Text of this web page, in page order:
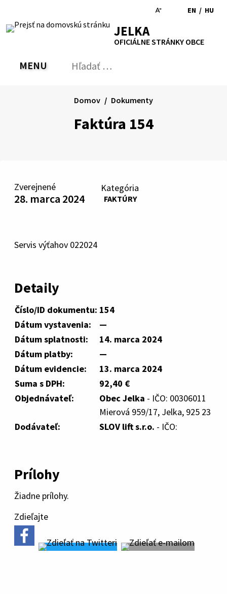
obsah
RSS MapaTlačiť
Zvýšiť
kontrast
písmapísma
EN
to
/ HU
JELKA
OFICIÁLNE STRÁNKY OBCE
PREPNÚŤ
MENU Hľadať:
Faktúra 154
Domov Dokumenty
Zverejnené
28. marca 2024
Kategória
FAKTÚRY
Servis výťahov 022024
Detaily
Číslo/ID dokumentu: 154
Dátum vystavenia:
—
Dátum splatnosti:
14. marca 2024
Dátum platby:
—
Dátum evidencie:
13. marca 2024
Suma s DPH:
92,40 €
Objednávateľ:
Obec Jelka - IČO: 00306011
Mierová 959/17, Jelka, 925 23
Dodávateľ:
SLOV lift s.r.o. - IČO:
Prílohy
Žiadne prílohy.
Zdieľajte